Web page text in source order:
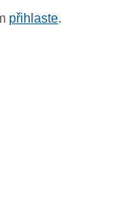
přihlaste.